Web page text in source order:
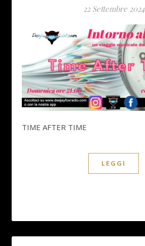
22 Settembre 2024
TIME AFTER TIME
LEGGI